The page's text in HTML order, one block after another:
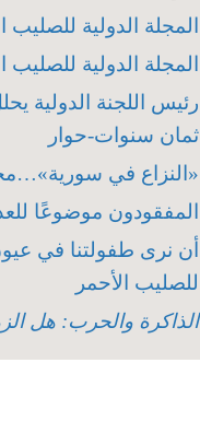
المجلة الدولية للصليب الأحمر تحتفي
المجلة الدولية للصليب الأحمر في
رئيس اللجنة الدولية
ثمان سنوات-حوار
«النزاع في
المفقودون موضوعًا
أن نرى طفولتنا في
للصليب الأحمر
الذاكرة والحرب: هل